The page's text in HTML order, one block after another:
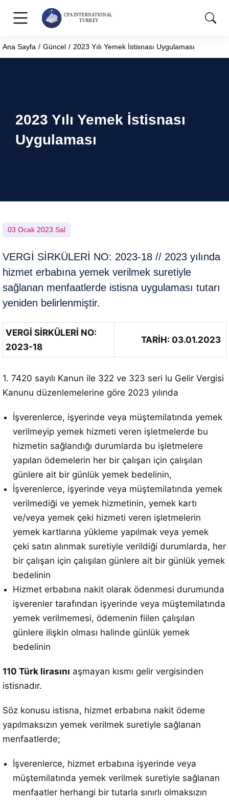
You are here:
Ana Sayfa Güncel 2023 Yılı Yemek İstisnası Uygulaması
2023 Yılı Yemek İstisnası
Uygulaması
03 Ocak 2023 Sal
VERGİ SİRKÜLERİ NO: 2023-18 // 2023 yılında
hizmet erbabına yemek verilmek suretiyle
sağlanan menfaatlerde istisna uygulaması tutarı
yeniden belirlenmiştir.
VERGİ SİRKÜLERİ NO:
2023-18
TARİH: 03.01.2023
1. 7420 sayılı Kanun ile 322 ve 323 seri lu Gelir Vergisi
Kanunu düzenlemelerine göre 2023 yılında
İşverenlerce, işyerinde veya müştemilatında yemek
verilmeyip yemek hizmeti veren işletmelerde bu
hizmetin sağlandığı durumlarda bu işletmelere
yapılan ödemelerin her bir çalışan için çalışılan
günlere ait bir günlük yemek bedelinin,
İşverenlerce, işyerinde veya müştemilatında yemek
verilmediği ve yemek hizmetinin, yemek kartı
ve/veya yemek çeki hizmeti veren işletmelerin
yemek kartlarına yükleme yapılmak veya yemek
çeki satın alınmak suretiyle verildiği durumlarda, her
bir çalışan için çalışılan günlere ait bir günlük yemek
bedelinin
Hizmet erbabına nakit olarak ödenmesi durumunda
işverenler tarafından işyerinde veya müştemilatında
yemek verilmemesi, ödemenin fiilen çalışılan
günlere ilişkin olması halinde günlük yemek
bedelinin
110 Türk lirasını aşmayan kısmı gelir vergisinden
istisnadır.
Söz konusu istisna, hizmet erbabına nakit ödeme
yapılmaksızın yemek verilmek suretiyle sağlanan
menfaatlerde;
İşverenlerce, hizmet erbabına işyerinde veya
müştemilatında yemek verilmek suretiyle sağlanan
menfaatler herhangi bir tutarla sınırlı olmaksızın